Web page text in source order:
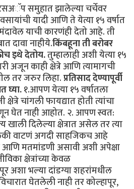
समुहात झालेल्या चर्चेवर
यादी आणि ते येत्या १५ वर्षात
याची कारणंही देतो आहे. ती
दावा नाहीये.किंबहूना ती बरोबर
इथे देतोय.तुम्हालाही अशी येत्या १५
अजून काही क्षेत्रे आणि त्यामागची
तर जरुर लिहा.प्रतिसाद देण्यापूर्वी
घ्या.१.आपण येत्या १५ वर्षातला
चांगली फायद्यात होती त्यांचा
घेत नाही आहोत. २. आपण स्वत:
खाली दिलेल्या क्षेत्रात असेल तर त्या
वाटणं अगदी साहजिकच आहे
मतमांडणी असावी अशी अपेक्षा
क्षेत्रांच्या केवळ
अशा भल्या दांडग्या शहरांमधील
घेतलेली नाही तर कोल्हापूर,